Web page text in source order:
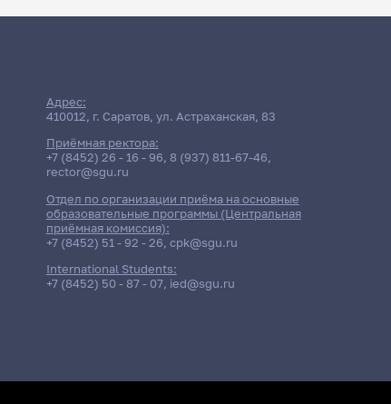
Адрес:
410012, г. Саратов, ул. Астраханская, 83
Приёмная ректора:
+7 (8452) 26 - 16 - 96, 8 (937) 811-67-46,
rector@sgu.ru
Отдел по организации приёма на основные
образовательные программы (Центральная
приёмная комиссия):
+7 (8452) 51 - 92 - 26, cpk@sgu.ru
International Students:
+7 (8452) 50 - 87 - 07, ied@sgu.ru